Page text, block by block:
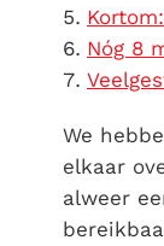
Nóg 8
We
elkaar
alweer